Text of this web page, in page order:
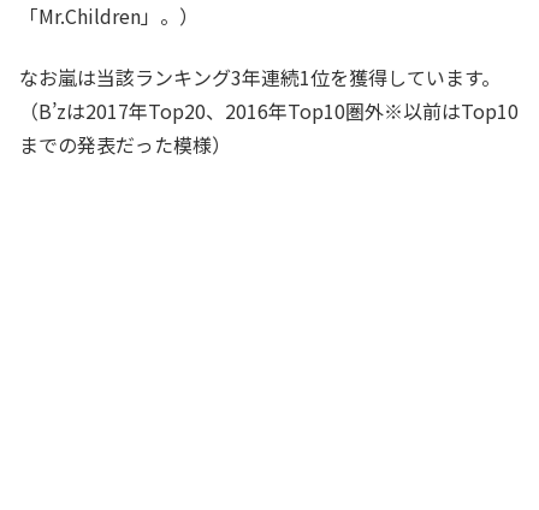
「Mr.Children」。）
なお嵐は当該ランキング3年連続1位を獲得しています。
（B’zは2017年Top20、2016年Top10圏外※以前はTop10
までの発表だった模様）